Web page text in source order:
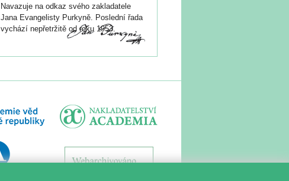
Navazuje na odkaz svého zakladatele
Jana Evangelisty Purkyně. Poslední řada
vychází nepřetržitě od roku 1953.